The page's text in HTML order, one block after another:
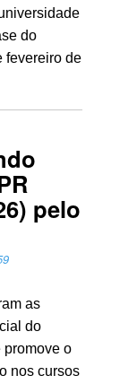
do
fevereiro de
pelo
9h59
as
do
promove o
nos cursos